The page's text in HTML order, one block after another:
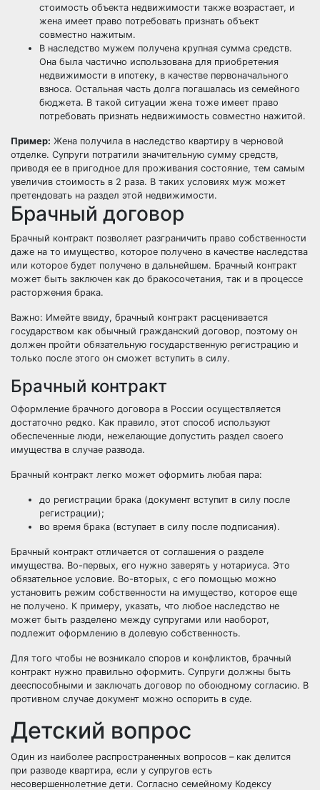
стоимость объекта недвижимости также возрастает, и
жена имеет право потребовать признать объект
совместно нажитым.
В наследство мужем получена крупная сумма средств.
Она была частично использована для приобретения
недвижимости в ипотеку, в качестве первоначального
взноса. Остальная часть долга погашалась из семейного
бюджета. В такой ситуации жена тоже имеет право
потребовать признать недвижимость совместно нажитой.
Пример: Жена получила в наследство квартиру в черновой
отделке. Супруги потратили значительную сумму средств,
приводя ее в пригодное для проживания состояние, тем самым
увеличив стоимость в 2 раза. В таких условиях муж может
претендовать на раздел этой недвижимости.
Брачный договор
Брачный контракт позволяет разграничить право собственности
даже на то имущество, которое получено в качестве наследства
или которое будет получено в дальнейшем. Брачный контракт
может быть заключен как до бракосочетания, так и в процессе
расторжения брака.
Важно: Имейте ввиду, брачный контракт расценивается
государством как обычный гражданский договор, поэтому он
должен пройти обязательную государственную регистрацию и
только после этого он сможет вступить в силу.
Брачный контракт
Оформление брачного договора в России осуществляется
достаточно редко. Как правило, этот способ используют
обеспеченные люди, нежелающие допустить раздел своего
имущества в случае развода.
Брачный контракт легко может оформить любая пара:
до регистрации брака (документ вступит в силу после
регистрации);
во время брака (вступает в силу после подписания).
Брачный контракт отличается от соглашения о разделе
имущества. Во-первых, его нужно заверять у нотариуса. Это
обязательное условие. Во-вторых, с его помощью можно
установить режим собственности на имущество, которое еще
не получено. К примеру, указать, что любое наследство не
может быть разделено между супругами или наоборот,
подлежит оформлению в долевую собственность.
Для того чтобы не возникало споров и конфликтов, брачный
контракт нужно правильно оформить. Супруги должны быть
дееспособными и заключать договор по обоюдному согласию. В
противном случае документ можно оспорить в суде.
Детский вопрос
Один из наиболее распространенных вопросов – как делится
при разводе квартира, если у супругов есть
несовершеннолетние дети. Согласно семейному Кодексу